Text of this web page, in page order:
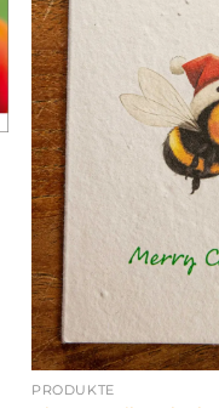
PRODUKTE